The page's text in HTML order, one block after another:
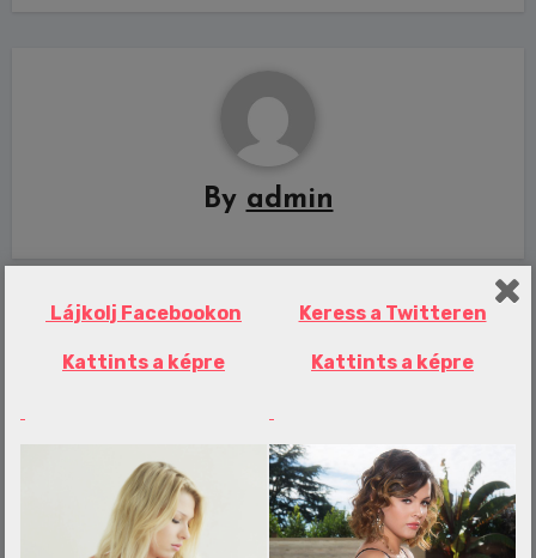
By admin
Related Post
Erotika Blogok
Több kilométeres a dugó az M1-esen,
felborult egy kamion
Lájkolj Facebookon
Kattints a képre
Keress a Twitteren
Kattints a képre